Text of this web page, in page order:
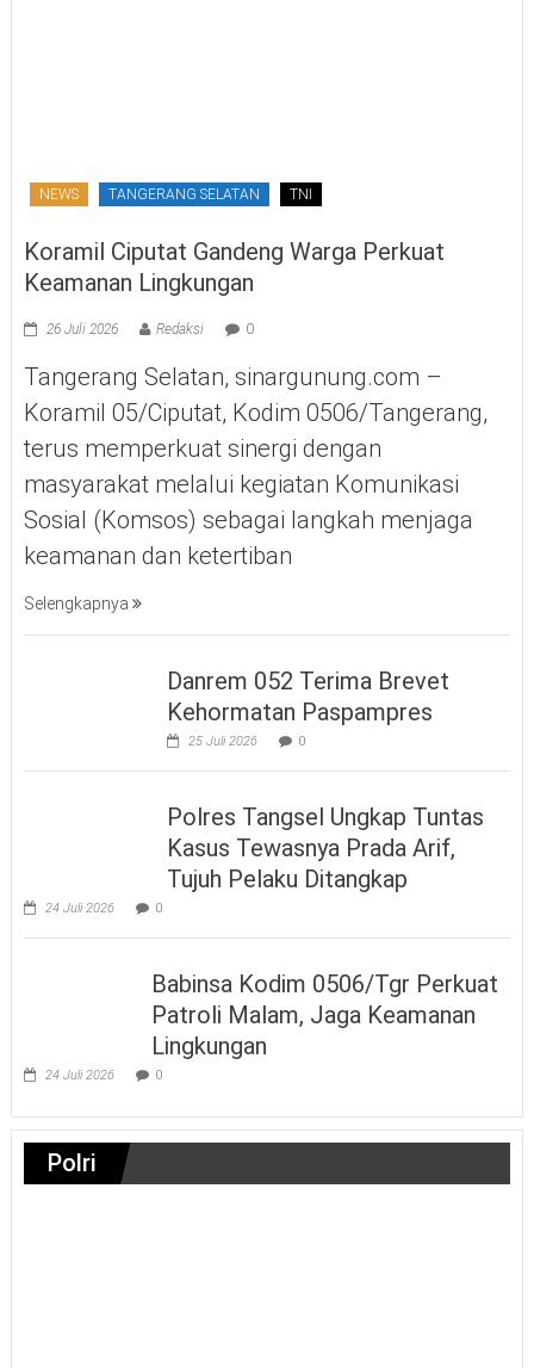
NEWS TANGERANG SELATAN TNI
Koramil Ciputat Gandeng Warga Perkuat
Keamanan Lingkungan
26 Juli 2026 Redaksi 0
Tangerang Selatan, sinargunung.com –
Koramil 05/Ciputat, Kodim 0506/Tangerang,
terus memperkuat sinergi dengan
masyarakat melalui kegiatan Komunikasi
Sosial (Komsos) sebagai langkah menjaga
keamanan dan ketertiban
Selengkapnya
Danrem 052 Terima Brevet
Kehormatan Paspampres
25 Juli 2026 0
Polres Tangsel Ungkap Tuntas
Kasus Tewasnya Prada Arif,
Tujuh Pelaku Ditangkap
24 Juli 2026 0
Babinsa Kodim 0506/Tgr Perkuat
Patroli Malam, Jaga Keamanan
Lingkungan
24 Juli 2026 0
Polri